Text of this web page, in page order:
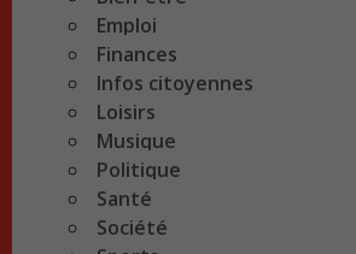
Emploi
Finances
Infos citoyennes
Loisirs
Musique
Politique
Santé
Société